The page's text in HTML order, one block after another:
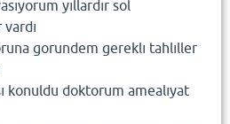
yıllardır sol
gorundem gereklı tahlıller
konuldu doktorum amealıyat